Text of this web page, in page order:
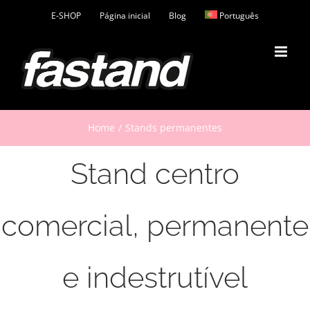
content
E-SHOP Página inicial Blog Português
Home Stands permanentes
Stand centro
comercial, permanente
e indestrutível